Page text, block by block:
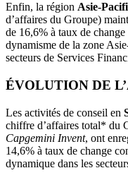
Enfin, la région Asie-
d’affaires du Groupe)
de 16,6% à taux de
dynamisme de la zone
secteurs de Services
ÉVOLUTION DE
Les activités de conseil en
chiffre d’affaires total* du
Capgemini Invent, ont
14,6% à taux de change
dynamique dans les